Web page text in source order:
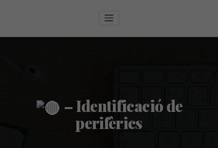
– Identificació de
perifèrics